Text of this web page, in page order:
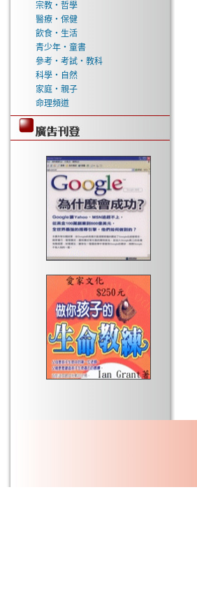
宗教‧哲學
醫療‧保健
飲食‧生活
青少年‧童書
參考‧考試‧教科
科學‧自然
家庭‧親子
命理頻道